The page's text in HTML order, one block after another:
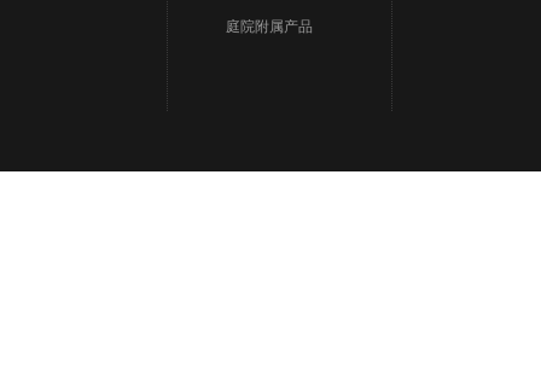
庭院附属产品